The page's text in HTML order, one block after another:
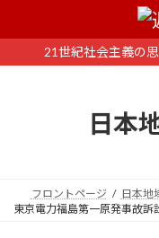
ン
ー
21世紀社会主義の
日本
フロントページ 日本地
東京電力福島第一原発事故訴